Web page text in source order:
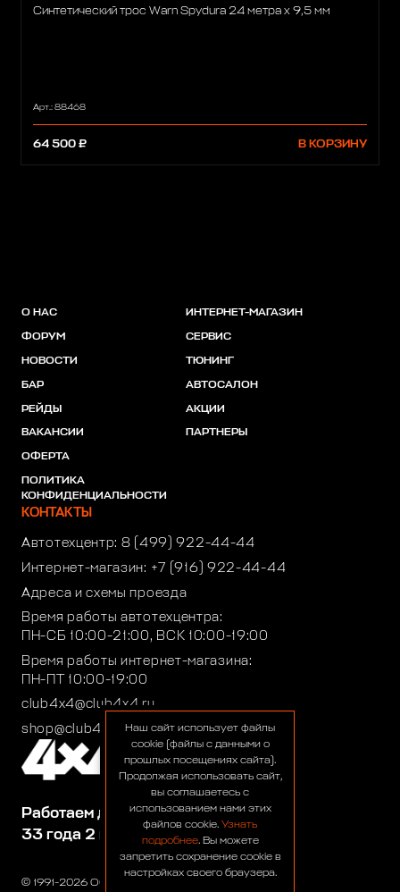
Синтетический трос Warn Spydura 24 метра х 9,5 мм
Арт.: 88468
64 500 ₽ В КОРЗИНУ
© 1991-2026 ООО «Сервис 4х4»
Работаем для вас:
33 года 2 месяца 26 дней
О НАС
ФОРУМ
НОВОСТИ
БАР
РЕЙДЫ
ВАКАНСИИ
ОФЕРТА
ПОЛИТИКА
КОНФИДЕНЦИАЛЬНОСТИ
ИНТЕРНЕТ-МАГАЗИН
СЕРВИС
ТЮНИНГ
АВТОСАЛОН
АКЦИИ
ПАРТНЕРЫ
КОНТАКТЫ
Автотехцентр: 8 (499) 922-44-44
Интернет-магазин: +7 (916) 922-44-44
Адреса и схемы проезда
Время работы автотехцентра:
ПН-СБ 10:00-21:00, ВСК 10:00-19:00
Время работы интернет-магазина:
ПН-ПТ 10:00-19:00
club4x4@club4x4.ru
shop@club4x4.ruНаш сайт использует файлы
cookie (файлы с данными о
прошлых посещениях сайта).
Продолжая использовать сайт,
вы соглашаетесь с
использованием нами этих
файлов cookie. Узнать
подробнее. Вы можете
запретить сохранение cookie в
настройках своего браузера.